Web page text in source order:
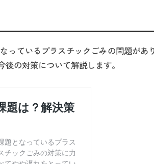
っているプラスチックごみの問題があり
の対策について解説します。